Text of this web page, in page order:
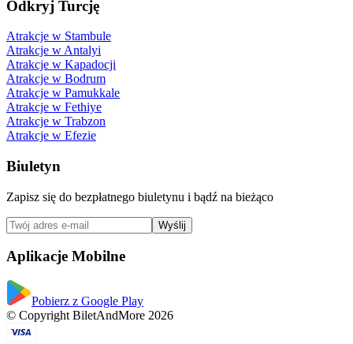
Odkryj Turcję
Atrakcje w Stambule
Atrakcje w Antalyi
Atrakcje w Kapadocji
Atrakcje w Bodrum
Atrakcje w Pamukkale
Atrakcje w Fethiye
Atrakcje w Trabzon
Atrakcje w Efezie
Biuletyn
Zapisz się do bezpłatnego biuletynu i bądź na bieżąco
Wyślij
Aplikacje Mobilne
Pobierz z Google Play
© Copyright BiletAndMore 2026